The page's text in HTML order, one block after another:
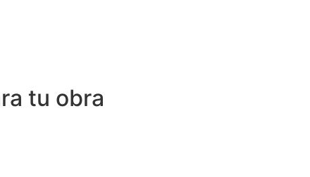
tu obra